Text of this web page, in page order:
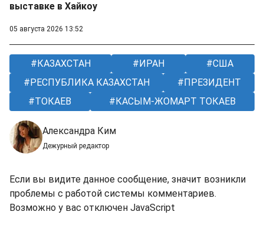
выставке в Хайкоу
05 августа 2026 13:52
КАЗАХСТАН ИРАН
США
РЕСПУБЛИКА КАЗАХСТАН
ПРЕЗИДЕНТ
ТОКАЕВ
КАСЫМ-ЖОМАРТ ТОКАЕВ
Александра Ким
Дежурный редактор
Если вы видите данное сообщение, значит возникли
проблемы с работой системы комментариев.
Возможно у вас отключен JavaScript